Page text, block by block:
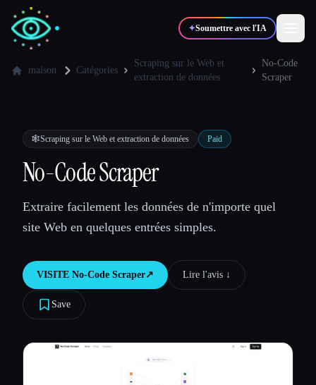
✦Soumettre avec l'IA
💻Développeurs 📈 Marketeurs
🎓 Étudiants 🎬 Créateurs
Blog
Comparer les outils
Toutes les catégories
maison Catégories
Scraping sur le Web et
extraction de données
No-Code
Scraper
🕸️Scraping sur le Web et extraction de données Paid
No-Code Scraper
Extraire facilement les données de n'importe quel
site Web en quelques entrées simples.
VISITE No-Code Scraper↗︎ Lire l'avis ↓︎
Save